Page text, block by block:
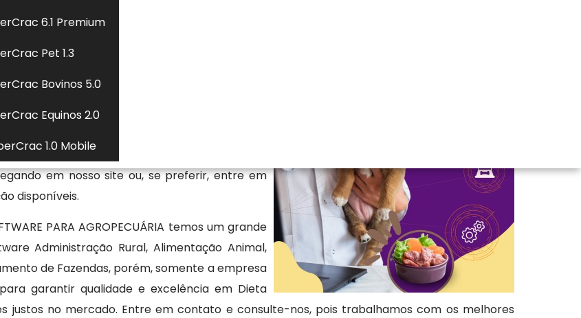
6.1 Premium
Pet 1.3
Bovinos 5.0
Equinos 2.0
1.0 Mobile
Chegou ao lugar certo. Seja bem-vindo a
com o objetivo de atender a demanda de
práticas nos softwares desenvolvidos.
em nosso site ou, se preferir, entre em
disponíveis.
PARA AGROPECUÁRIA temos um grande
Administração Rural, Alimentação Animal,
de Fazendas, porém, somente a empresa
garantir qualidade e excelência em Dieta
justos no mercado. Entre em contato e consulte-nos, pois trabalhamos com os melhores